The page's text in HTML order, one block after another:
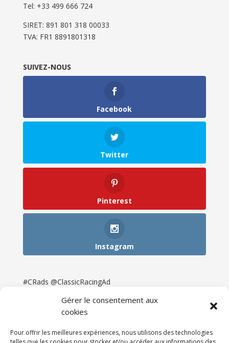
Gérer le consentement aux
cookies
Pour offrir les meilleures expériences, nous utilisons des technologies
Tel: ‭+33 499 666 724‬
SIRET: 891 801 318 00033
TVA: FR1 8891801318
SUIVEZ-NOUS
Facebook
Twitter
Pinterest
Instagram
#CRads @ClassicRacingAd